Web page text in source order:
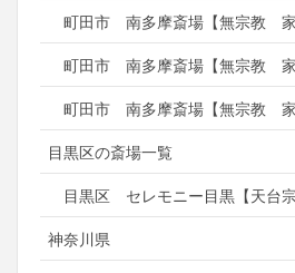
町田市 南多摩斎場【無宗教 家
町田市 南多摩斎場【無宗教
町田市 南多摩斎場【無宗教
目黒区の斎場一覧
目黒区 セレモニー目黒【天台
神奈川県